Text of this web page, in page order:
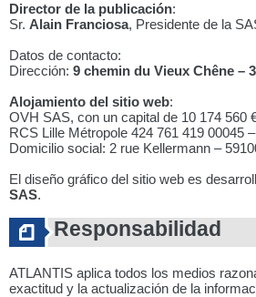
Director de la publicación:
Sr. Alain Franciosa, Presidente de la
Datos de contacto:
Dirección: 9 chemin du Vieux Chêne –
Alojamiento del sitio web:
OVH SAS, con un capital de 10 174 560
RCS Lille Métropole 424 761 419 00045
Domicilio social: 2 rue Kellermann –
El diseño gráfico del sitio web es
SAS.
Responsabilidad
ATLANTIS aplica todos los medios
exactitud y la actualización de la